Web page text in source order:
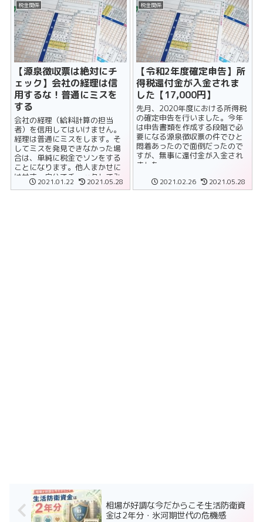
税金関係
【源泉徴収票は絶対にチ
ェック】会社の経理は信
用するな！普通にミスを
する
会社の経理（給料計算の担当
者）を信用してはいけません。
経理は普通にミスをします。そ
してミスを発見できなかった場
合は、単純に税金でソンをする
ことになります。他人まかせに
はせず、自分でチェックしてみ
ることをお勧めします。
2021.01.22 2021.05.28
税金関係
【令和2年度確定申告】所
得税還付金が入金されま
した【17,000円】
先月、2020年度における所得税
の確定申告を行いました。今年
は申告書類を作成する段階で必
要になる源泉徴収票の件でひと
悶着あったので面倒だったので
すが、無事に還付金が入金され
ました。
2021.02.26 2021.05.28
相場が好調な今だからこそ生活防衛資
金は2年分・氷河期世代の危機感